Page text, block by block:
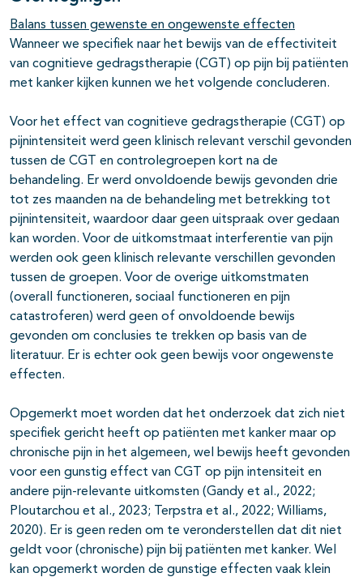
Balans tussen gewenste en ongewenste effecten
Wanneer we specifiek naar het bewijs van de effectiviteit
van cognitieve gedragstherapie (CGT) op pijn bij patiënten
met kanker kijken kunnen we het volgende concluderen.
Voor het effect van cognitieve gedragstherapie (CGT) op
pijnintensiteit werd geen klinisch relevant verschil gevonden
tussen de CGT en controlegroepen kort na de
behandeling. Er werd onvoldoende bewijs gevonden drie
tot zes maanden na de behandeling met betrekking tot
pijnintensiteit, waardoor daar geen uitspraak over gedaan
kan worden. Voor de uitkomstmaat interferentie van pijn
werden ook geen klinisch relevante verschillen gevonden
tussen de groepen. Voor de overige uitkomstmaten
(overall functioneren, sociaal functioneren en pijn
catastroferen) werd geen of onvoldoende bewijs
gevonden om conclusies te trekken op basis van de
literatuur. Er is echter ook geen bewijs voor ongewenste
effecten.
Opgemerkt moet worden dat het onderzoek dat zich niet
specifiek gericht heeft op patiënten met kanker maar op
chronische pijn in het algemeen, wel bewijs heeft gevonden
voor een gunstig effect van CGT op pijn intensiteit en
andere pijn-relevante uitkomsten (Gandy et al., 2022;
Ploutarchou et al., 2023; Terpstra et al., 2022; Williams,
2020). Er is geen reden om te veronderstellen dat dit niet
geldt voor (chronische) pijn bij patiënten met kanker. Wel
kan opgemerkt worden de gunstige effecten vaak klein